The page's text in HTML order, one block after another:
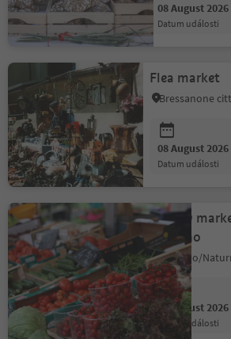
08 August 2026
datum události
Flea market
08 August 2026
datum události
Weekly
Naturno
08 August 2026
datum události